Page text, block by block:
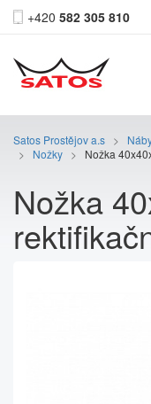
+420 582 305 810
Satos Prostějov a.s >
>
Nožky > Nožka
Nožka